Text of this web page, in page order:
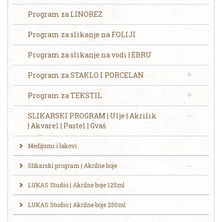
Program za LINOREZ
Program za slikanje na FOLIJI
Program za slikanje na vodi | EBRU
Program za STAKLO I PORCELAN
Program za TEKSTIL
SLIKARSKI PROGRAM | Ulje | Akrilik
| Akvarel | Pastel | Gvaš
Medijumi i lakovi
Slikarski program | Akrilne boje
LUKAS Studio | Akrilne boje 125ml
LUKAS Studio | Akrilne boje 250ml